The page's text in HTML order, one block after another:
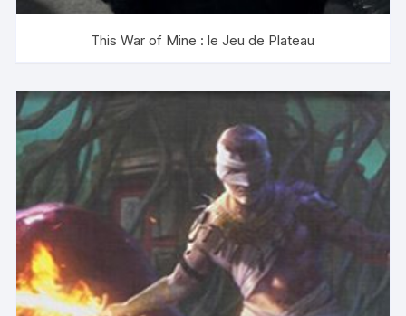
This War of Mine : le Jeu de Plateau